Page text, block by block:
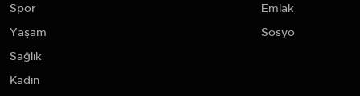
Spor
Yaşam
Sağlık
Kadın
Emlak
Sosyo